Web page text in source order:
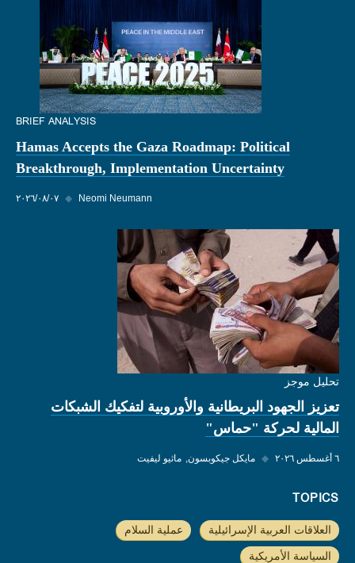
BRIEF ANALYSIS
Hamas Accepts the Gaza Roadmap: Political
Breakthrough, Implementation Uncertainty
٠٧‏/٠٨‏/٢٠٢٦ ◆ Neomi Neumann
تحليل موجز
تعزيز الجهود البريطانية والأوروبية لتفكيك الشبكات
المالية لحركة "حماس"
٦ أغسطس ٢٠٢٦ ◆ مايكل جيكوبسون ماثيو ليفيت
TOPICS
العلاقات العربية الإسرائيلية عملية السلام
السياسة الأمريكية